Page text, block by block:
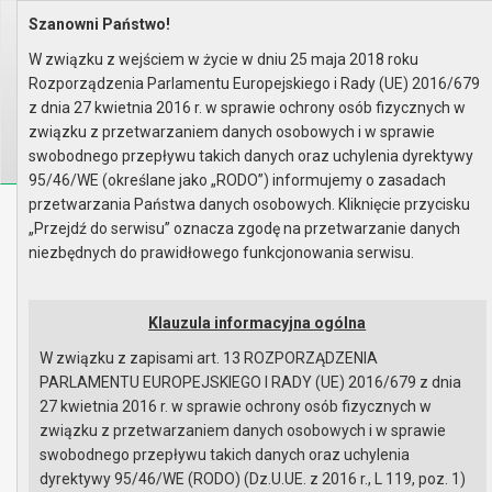
Home Organy Rada Miejska
Wyniki głosowania
Wyszukaj na stronie:
AAA
Biuletyn Informacji Publicznej
Urząd Miasta i Gminy w Gryfinie
Strona główna Mapa serwisu Aktualności
Redakcja Instrukcja korzystania Dostępność
Strona główna
Szanowni Państwo!
W związku z wejściem w życie w dniu 25 maja 2018 roku
Rozporządzenia Parlamentu Europejskiego i Rady (UE) 2016/679
z dnia 27 kwietnia 2016 r. w sprawie ochrony osób fizycznych w
związku z przetwarzaniem danych osobowych i w sprawie
swobodnego przepływu takich danych oraz uchylenia dyrektywy
95/46/WE (określane jako „RODO”) informujemy o zasadach
przetwarzania Państwa danych osobowych. Kliknięcie przycisku
„Przejdź do serwisu” oznacza zgodę na przetwarzanie danych
niezbędnych do prawidłowego funkcjonowania serwisu.
Klauzula informacyjna ogólna
W związku z zapisami art. 13 ROZPORZĄDZENIA
PARLAMENTU EUROPEJSKIEGO I RADY (UE) 2016/679 z dnia
27 kwietnia 2016 r. w sprawie ochrony osób fizycznych w
związku z przetwarzaniem danych osobowych i w sprawie
swobodnego przepływu takich danych oraz uchylenia
dyrektywy 95/46/WE (RODO) (Dz.U.UE. z 2016 r., L 119, poz. 1)